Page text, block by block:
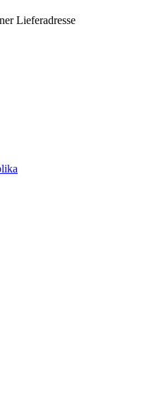
Lieferadresse